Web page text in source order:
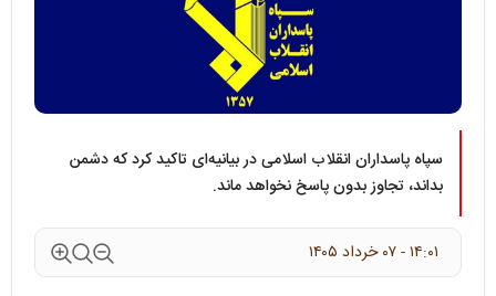
سپاه پاسداران انقلاب اسلامی در بیانیه‌ای تاکید کرد که دشمن
بداند، تجاوز بدون پاسخ نخواهد ماند.
۱۴:۰۱ - ۰۷ خرداد ۱۴۰۵